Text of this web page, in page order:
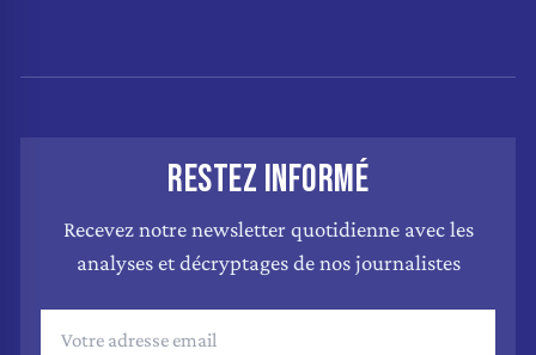
RESTEZ INFORMÉ
Recevez notre newsletter quotidienne avec les
analyses et décryptages de nos journalistes